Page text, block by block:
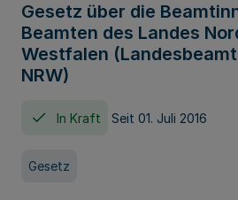
Gesetz über die
Beamten des Landes
Westfalen
NRW)
In Kraft Seit 01. Juli 2016
Gesetz